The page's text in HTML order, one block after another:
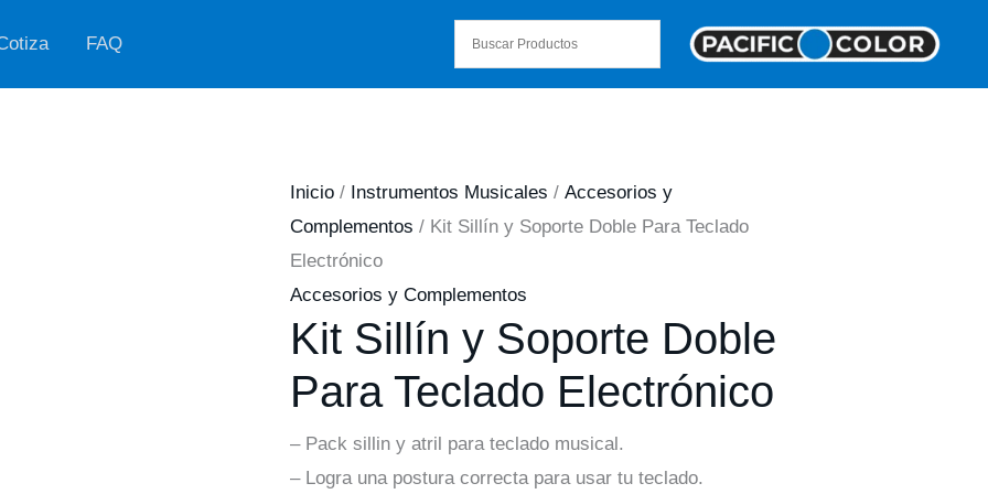
FAQ
Inicio/ Instrumentos Musicales / Accesorios y
Complementos / Kit Sillín y Soporte Doble Para Teclado
Electrónico
Accesorios y Complementos
Kit Sillín y Soporte Doble
Para Teclado Electrónico
– Pack sillin y atril para teclado musical.
– Logra una postura correcta para usar tu teclado.